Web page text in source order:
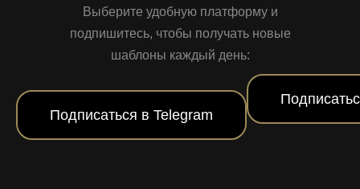
Выберите удобную платформу и
подпишитесь, чтобы получать новые
шаблоны каждый день:
Подписаться в Telegram